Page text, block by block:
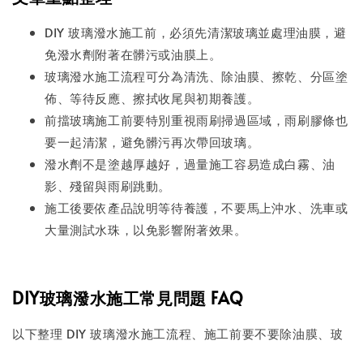
DIY 玻璃潑水施工前，必須先清潔玻璃並處理油膜，避
免潑水劑附著在髒污或油膜上。
玻璃潑水施工流程可分為清洗、除油膜、擦乾、分區塗
佈、等待反應、擦拭收尾與初期養護。
前擋玻璃施工前要特別重視雨刷掃過區域，雨刷膠條也
要一起清潔，避免髒污再次帶回玻璃。
潑水劑不是塗越厚越好，過量施工容易造成白霧、油
影、殘留與雨刷跳動。
施工後要依產品說明等待養護，不要馬上沖水、洗車或
大量測試水珠，以免影響附著效果。
DIY玻璃潑水施工常見問題 FAQ
以下整理 DIY 玻璃潑水施工流程、施工前要不要除油膜、玻